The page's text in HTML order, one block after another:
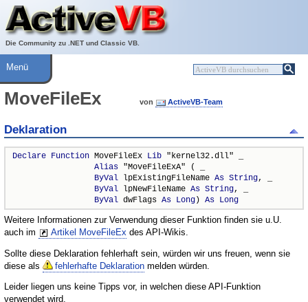
Die Community zu .NET und Classic VB.
Über ActiveVB
Hilfe
Menü
MoveFileEx von ActiveVB-Team
Deklaration
Declare Function MoveFileEx Lib "kernel32.dll" _
Alias "MoveFileExA" ( _
ByVal lpExistingFileName As String, _
ByVal lpNewFileName As String, _
ByVal dwFlags As Long) As Long
Weitere Informationen zur Verwendung dieser Funktion finden sie u.U.
auch im
Artikel MoveFileEx des API-Wikis.
Sollte diese Deklaration fehlerhaft sein, würden wir uns freuen, wenn sie
diese als
fehlerhafte Deklaration melden würden.
Leider liegen uns keine Tipps vor, in welchen diese API-Funktion
verwendet wird.